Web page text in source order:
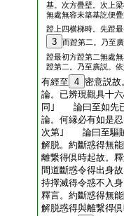
基。次方疊壁。次上
無處無容未築基訖便
蹬上四横梯時。先蹬
3
而蹬第二。乃至
蹬最初方蹬第二無處
蹬第二。乃至廣説。
有經至 4 密意説
論。已辨現觀具十
同｣ 論曰至如先
論。何縁必有如是
次第｣ 論曰至驅賊
解脱。約斷惑得無
離繋得倶時起故。
間道斷惑令得出身
持擇滅得令惑不入
釋言。約斷惑得無
解脱惑得與離繋得